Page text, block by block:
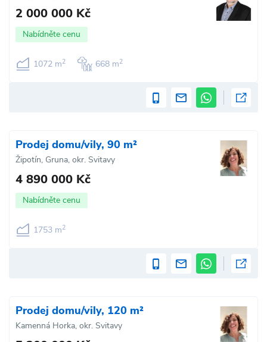
2 000 000 Kč
Nabídněte cenu
1072 m2 668 m2
Prodej domu/vily, 90 m²
Žipotín, Gruna, okr. Svitavy
4 890 000 Kč
Nabídněte cenu
1753 m2
Prodej domu/vily, 120 m²
Kamenná Horka, okr. Svitavy